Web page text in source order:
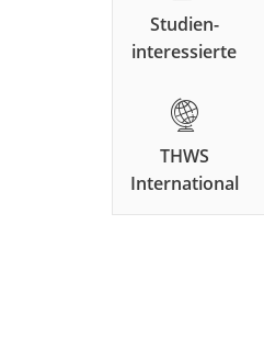
Studien-
interessierte
THWS
International